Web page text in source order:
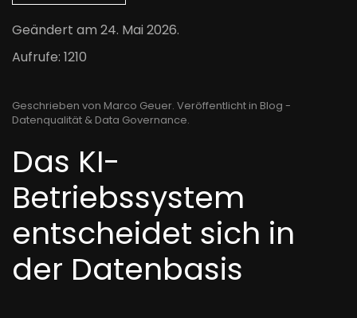
Geändert am 24. Mai 2026.
Aufrufe: 1210
Geschrieben von Marco Geuer. Veröffentlicht in Blog -
Datenqualität & Data Governance.
Das KI-
Betriebssystem
entscheidet sich in
der Datenbasis